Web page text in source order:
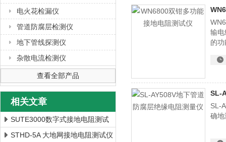
电火花检漏仪
管道防腐层检测仪
地下管线探测仪
杂散电流检测仪
查看全部产品
相关文章
SUTE3000数字式接地电阻测试
仪
STHD-5A 大地网接地电阻测试仪
输电
的
测
SL-
SL-
确地